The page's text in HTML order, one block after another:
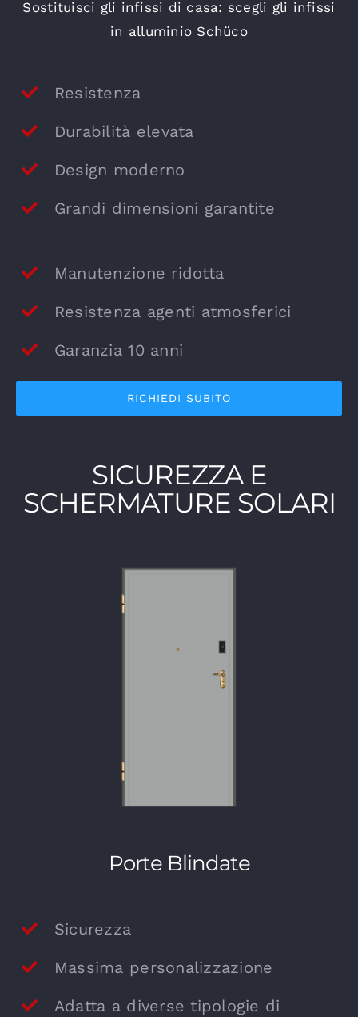
Sostituisci gli infissi di casa: scegli gli infissi
in alluminio Schüco
Resistenza
Durabilità elevata
Design moderno
Grandi dimensioni garantite
Manutenzione ridotta
Resistenza agenti atmosferici
Garanzia 10 anni
RICHIEDI SUBITO
SICUREZZA E
SCHERMATURE SOLARI
Porte Blindate
Sicurezza
Massima personalizzazione
Adatta a diverse tipologie di